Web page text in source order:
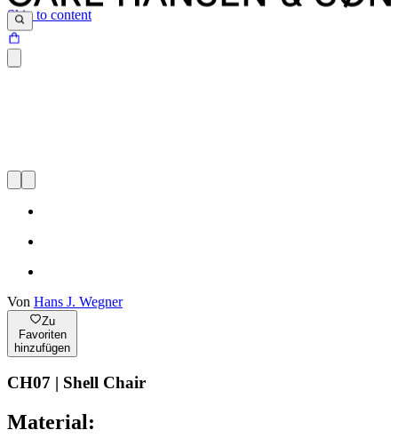
Skip to content
Von Hans J. Wegner
Zu
Favoriten
hinzufügen
CH07 | Shell Chair
Material: